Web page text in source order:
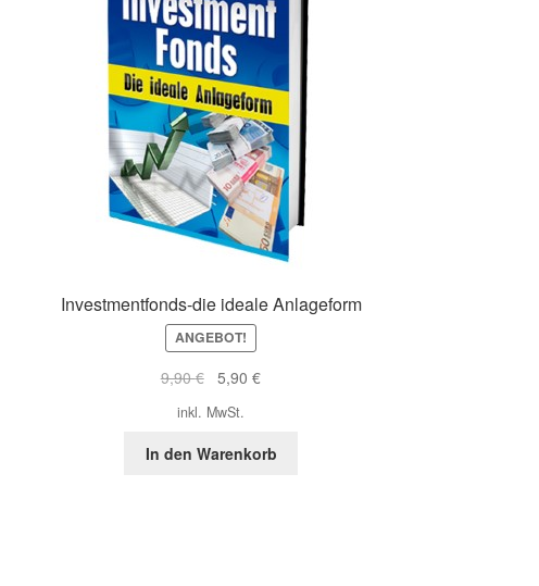
Investmentfonds-die ideale Anlageform
ANGEBOT!
9,90€
Ursprünglicher
war:
9,90 €
5,90€Aktueller
5,90 €.
inkl. MwSt.
In den Warenkorb